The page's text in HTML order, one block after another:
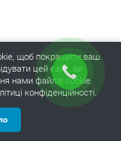
щоб покращити ваш
цей сайт, ви
нами файлів cookie.
конфіденційності.